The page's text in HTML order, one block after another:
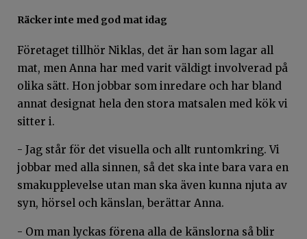
Räcker inte med god mat idag
Företaget tillhör Niklas, det är han som lagar all
mat, men Anna har med varit väldigt involverad på
olika sätt. Hon jobbar som inredare och har bland
annat designat hela den stora matsalen med kök vi
sitter i.
- Jag står för det visuella och allt runtomkring. Vi
jobbar med alla sinnen, så det ska inte bara vara en
smakupplevelse utan man ska även kunna njuta av
syn, hörsel och känslan, berättar Anna.
- Om man lyckas förena alla de känslorna så blir